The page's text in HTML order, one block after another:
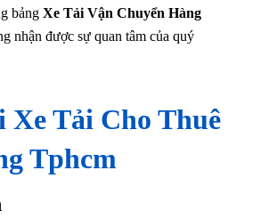
bảng Xe Tải Vận Chuyển Hàng
nhận được sự quan tâm của quý
Xe Tải Cho Thuê
Tphcm